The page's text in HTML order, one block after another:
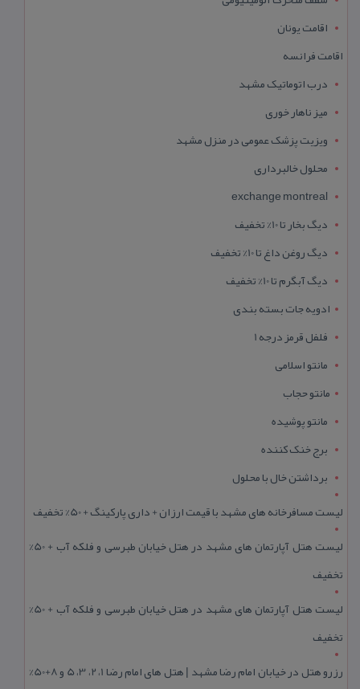
اقامت یونان
اقامت فرانسه
درب اتوماتیک مشهد
میز ناهار خوری
ویزیت پزشک عمومی در منزل مشهد
محلول خالبرداری
exchange montreal
دیگ بخار تا 10% تخفیف
دیگ روغن داغ تا 10% تخفیف
دیگ آبگرم تا 10% تخفیف
ادویه جات بسته بندی
فلفل قرمز درجه 1
مانتو اسلامی
مانتو حجاب
مانتو پوشیده
برج خنک کننده
برداشتن خال با محلول
لیست مسافرخانه های مشهد با قیمت ارزان + داری پارکینگ + 50% تخفیف
لیست هتل آپارتمان های مشهد در هتل خیابان طبرسی و فلکه آب + 50%
تخفیف
لیست هتل آپارتمان های مشهد در هتل خیابان طبرسی و فلکه آب + 50%
تخفیف
رزرو هتل در خیابان امام رضا مشهد | هتل‌ های امام رضا 1، 2، 3، 5 و 8+50%